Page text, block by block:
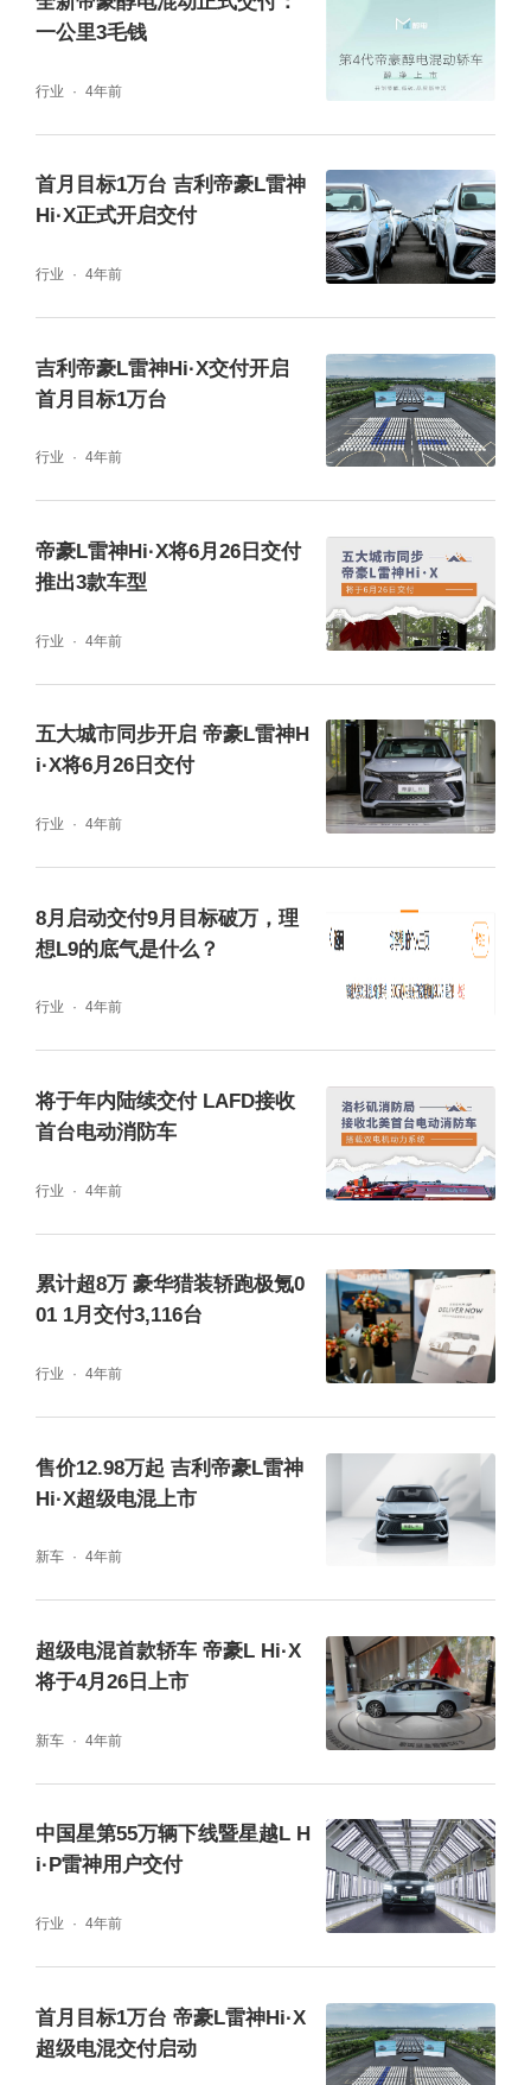
开，将让更多用户快速享受到“节能不降性能、
性能不失智能”的无短板超价值混动产品，并以
型，以全新的智能节能出行方式推动中国新能
一公里3毛钱
行业 4年前
首月目标1万台 吉利帝豪L雷神
Hi·X正式开启交付
行业 4年前
吉利帝豪L雷神Hi·X交付开启
首月目标1万台
行业 4年前
帝豪L雷神Hi·X将6月26日交付
推出3款车型
行业 4年前
五大城市同步开启 帝豪L雷神H
i·X将6月26日交付
行业 4年前
8月启动交付9月目标破万，理
想L9的底气是什么？
行业 4年前
将于年内陆续交付 LAFD接收
首台电动消防车
行业 4年前
累计超8万 豪华猎装轿跑极氪0
01 1月交付3,116台
行业 4年前
售价12.98万起 吉利帝豪L雷神
Hi·X超级电混上市
新车 4年前
超级电混首款轿车 帝豪L Hi·X
将于4月26日上市
新车 4年前
中国星第55万辆下线暨星越L H
i·P雷神用户交付
行业 4年前
首月目标1万台 帝豪L雷神Hi·X
超级电混交付启动